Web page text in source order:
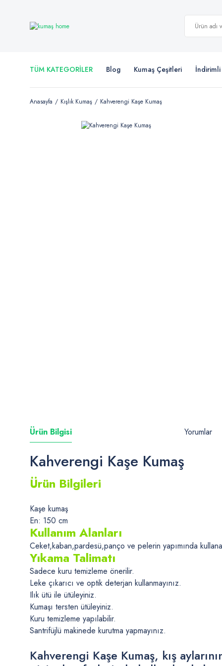
TÜM KATEGORİLER Blog Kumaş Çeşitleri
Anasayfa Kışlık Kumaş Kahverengi Kaşe Kumaş
Ürün Bilgisi Yorumlar
Kahverengi Kaşe Kumaş
Ürün Bilgileri
Kaşe kumaş
En: 150 cm
Kullanım Alanları
Ceket,kaban,pardesü,panço ve pelerin yapımında
Yıkama Talimatı
Sadece kuru temizleme önerilir.
Leke çıkarıcı ve optik deterjan kullanmayınız.
Ilık ütü ile ütüleyiniz.
Kumaşı tersten ütüleyiniz.
Kuru temizleme yapılabilir.
Santrifüjlü makinede kurutma yapmayınız.
Kahverengi Kaşe Kumaş, kış